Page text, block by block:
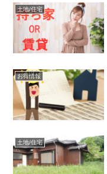
土地/住宅
お得情報
土地/住宅